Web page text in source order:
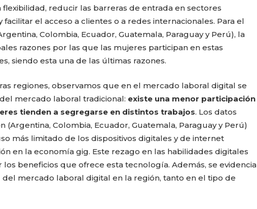
reducir las barreras de entrada en sectores
el acceso a clientes o a redes internacionales. Para el
Colombia, Ecuador, Guatemala, Paraguay y Perú), la
razones por las que las mujeres participan en estas
siendo esta una de las últimas razones.
regiones, observamos que en el mercado laboral digital se
mercado laboral tradicional: existe una menor participación
tienden a segregarse en distintos trabajos. Los datos
(Argentina, Colombia, Ecuador, Guatemala, Paraguay y Perú)
más limitado de los dispositivos digitales y de internet
en la economía gig. Este rezago en las habilidades digitales
beneficios que ofrece esta tecnología. Además, se evidencia
mercado laboral digital en la región, tanto en el tipo de